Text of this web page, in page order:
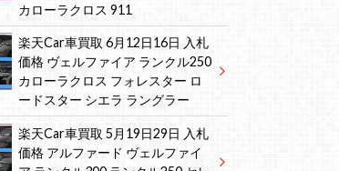
カローラクロス 911
楽天Car車買取 6月12日16日 入札
価格 ヴェルファイア ランクル250
カローラクロス フォレスター ロ
ードスター シエラ ラングラー
楽天Car車買取 5月19日29日 入札
価格 アルファード ヴェルファイ